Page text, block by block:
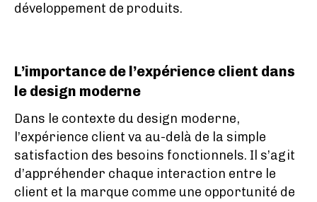
développement de produits.
L’importance de l’expérience client dans
le design moderne
Dans le contexte du design moderne,
l’expérience client va au-delà de la simple
satisfaction des besoins fonctionnels. Il s’agit
d’appréhender chaque interaction entre le
client et la marque comme une opportunité de